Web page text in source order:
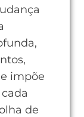
impõe
de